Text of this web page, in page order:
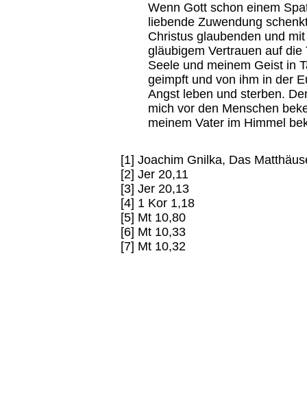
Wenn Gott schon einem
liebende Zuwendung
Christus glaubenden und
gläubigem Vertrauen auf
Seele und meinem Geist in
geimpft und von ihm in der
Angst leben und sterben.
mich vor den Menschen
meinem Vater im Himmel
[1] Joachim Gnilka, Das
[2] Jer 20,11
[3] Jer 20,13
[4] 1 Kor 1,18
[5] Mt 10,80
[6] Mt 10,33
[7] Mt 10,32